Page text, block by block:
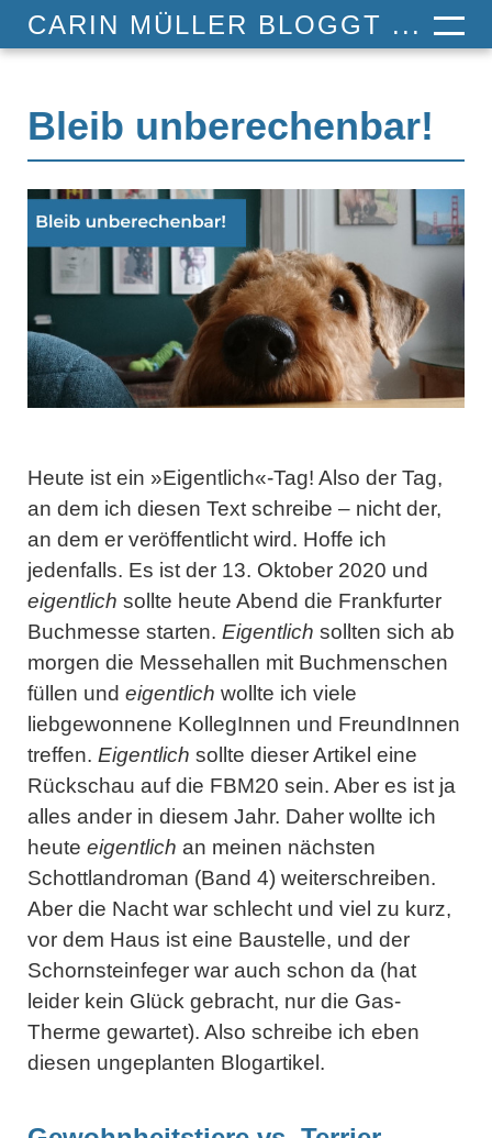
CARIN MÜLLER BLOGGT ...
Bleib unberechenbar!
Heute ist ein »Eigentlich«-Tag! Also der Tag,
an dem ich diesen Text schreibe – nicht der,
an dem er veröffentlicht wird. Hoffe ich
jedenfalls. Es ist der 13. Oktober 2020 und
eigentlich sollte heute Abend die Frankfurter
Buchmesse starten. Eigentlich sollten sich ab
morgen die Messehallen mit Buchmenschen
füllen und eigentlich wollte ich viele
liebgewonnene KollegInnen und FreundInnen
treffen. Eigentlich sollte dieser Artikel eine
Rückschau auf die FBM20 sein. Aber es ist ja
alles ander in diesem Jahr. Daher wollte ich
heute eigentlich an meinen nächsten
Schottlandroman (Band 4) weiterschreiben.
Aber die Nacht war schlecht und viel zu kurz,
vor dem Haus ist eine Baustelle, und der
Schornsteinfeger war auch schon da (hat
leider kein Glück gebracht, nur die Gas-
Therme gewartet). Also schreibe ich eben
diesen ungeplanten Blogartikel.